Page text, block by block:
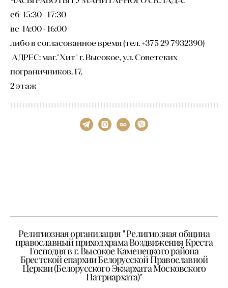
сб 15:30 - 17:30
вс 14:00 - 16:00
либо в согласованное время (тел. +375 29 7932390)
АДРЕС: маг."Хит" г. Высокое, ул. Советских
пограничников, 17,
2 этаж
Религиозная организация " Религиозная община
православный приход храма Воздвижения Креста
Господня в г. Высокое Каменецкого района
Брестской епархии Белорусской Православной
Церкви (Белорусского Экзархата Московского
Патриархата)"